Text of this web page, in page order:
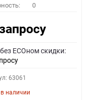
0
ECOном скидки:
63061
наличии